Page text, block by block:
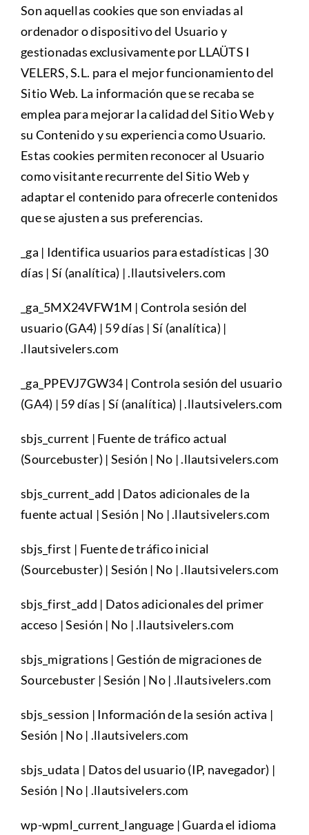
Son aquellas cookies que son enviadas al
ordenador o dispositivo del Usuario y
gestionadas exclusivamente por LLAÜTS I
VELERS, S.L. para el mejor funcionamiento del
Sitio Web. La información que se recaba se
emplea para mejorar la calidad del Sitio Web y
su Contenido y su experiencia como Usuario.
Estas cookies permiten reconocer al Usuario
como visitante recurrente del Sitio Web y
adaptar el contenido para ofrecerle contenidos
que se ajusten a sus preferencias.
_ga | Identifica usuarios para estadísticas | 30
días | Sí (analítica) | .llautsivelers.com
_ga_5MX24VFW1M | Controla sesión del
usuario (GA4) | 59 días | Sí (analítica) |
.llautsivelers.com
_ga_PPEVJ7GW34 | Controla sesión del usuario
(GA4) | 59 días | Sí (analítica) | .llautsivelers.com
sbjs_current | Fuente de tráfico actual
(Sourcebuster) | Sesión | No | .llautsivelers.com
sbjs_current_add | Datos adicionales de la
fuente actual | Sesión | No | .llautsivelers.com
sbjs_first | Fuente de tráfico inicial
(Sourcebuster) | Sesión | No | .llautsivelers.com
sbjs_first_add | Datos adicionales del primer
acceso | Sesión | No | .llautsivelers.com
sbjs_migrations | Gestión de migraciones de
Sourcebuster | Sesión | No | .llautsivelers.com
sbjs_session | Información de la sesión activa |
Sesión | No | .llautsivelers.com
sbjs_udata | Datos del usuario (IP, navegador) |
Sesión | No | .llautsivelers.com
wp-wpml_current_language | Guarda el idioma